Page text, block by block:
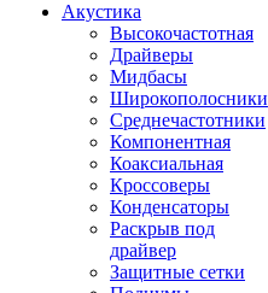
Акустика
Высокочастотная
Драйверы
Мидбасы
Широкополосники
Среднечастотники
Компонентная
Коаксиальная
Кроссоверы
Конденсаторы
Раскрыв под
драйвер
Защитные сетки